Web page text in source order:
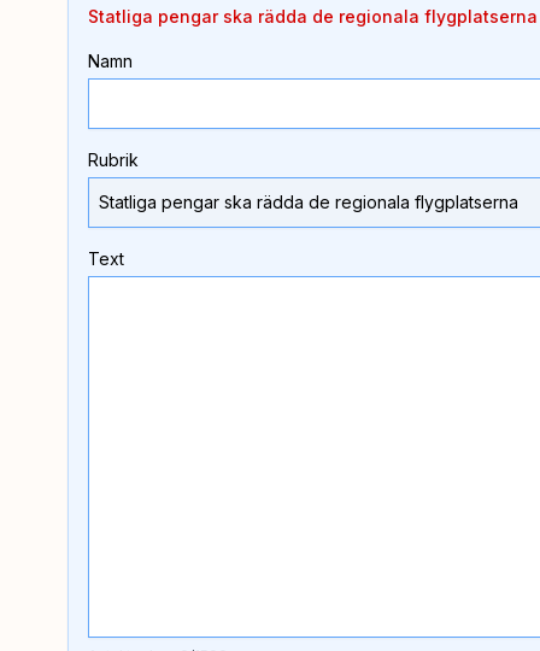
Statliga pengar ska rädda de regionala flygplatserna
Namn
Rubrik
Text